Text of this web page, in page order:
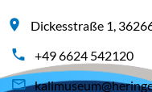
Dickesstraße 1,
+49 6624 542120